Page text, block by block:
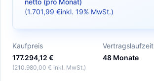
netto (pro Monat)
(1.701,99 €inkl. 19% MwSt.)
Kaufpreis
177.294,12 €
(210.980,00 € inkl. MwSt.)
Vertragslaufzeit
48 Monate